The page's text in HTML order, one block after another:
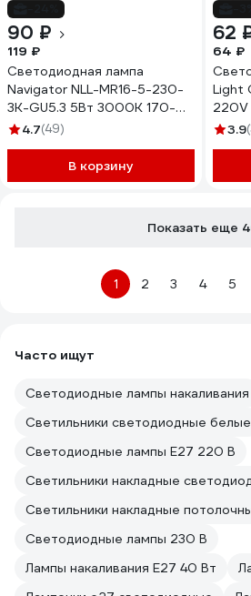
90 ₽
119 ₽
Светодиодная лампа
Navigator NLL-MR16-5-230-
3K-GU5.3 5Вт 3000К 170-
260В 94263
4.7(49)
В корзину
62
64 ₽
Light
220V
3.9
Показать еще
1 2 3 4 5
Часто ищут
Светодиодные лампы накаливания
Светильники светодиодные белые
Светодиодные лампы E27 220 В
Светильники накладные
Светильники накладные
Светодиодные лампы 230 В
Лампы накаливания E27 40 Вт